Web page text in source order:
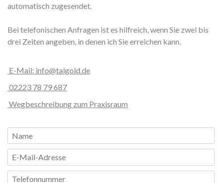
automatisch zugesendet.
Bei telefonischen Anfragen ist es hilfreich, wenn Sie zwei bis
drei Zeiten angeben, in denen ich Sie erreichen kann.
E-Mail: info@talgold.de
02223 78 79 687
Wegbeschreibung zum Praxisraum